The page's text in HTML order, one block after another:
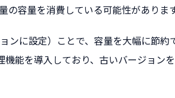
容量を消費している可能性があります
に設定）ことで、容量を大幅に節約
能を導入しており、古いバージョン